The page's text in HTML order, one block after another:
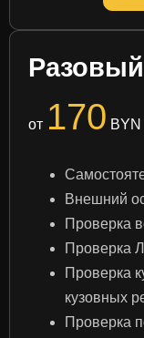
от 170 BYN
Внешний
Проверка
Проверка
Проверка
кузовных
Проверка